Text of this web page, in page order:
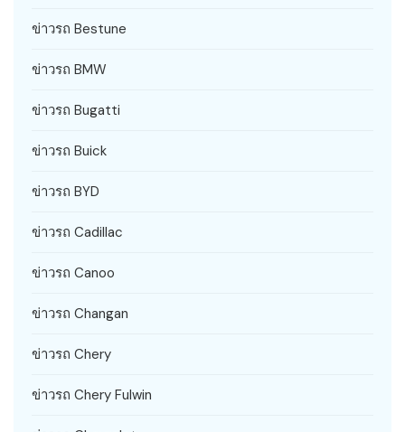
ข่าวรถ Bestune
ข่าวรถ BMW
ข่าวรถ Bugatti
ข่าวรถ Buick
ข่าวรถ BYD
ข่าวรถ Cadillac
ข่าวรถ Canoo
ข่าวรถ Changan
ข่าวรถ Chery
ข่าวรถ Chery Fulwin